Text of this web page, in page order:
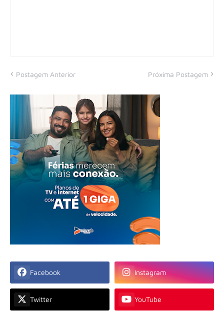
Postagem Anterior Próxima Postagem
Facebook Instagram
Twitter YouTube